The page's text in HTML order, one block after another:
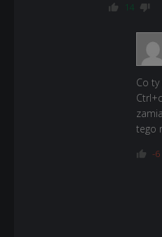
14
Co
tego
-6